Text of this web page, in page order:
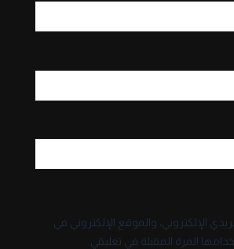
الإلكتروني، والموقع الإلكتروني في
المرة المقبلة في تعليقي.